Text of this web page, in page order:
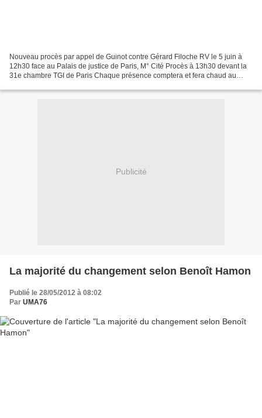
Nouveau procès par appel de Guinot contre Gérard Filoche RV le 5 juin à
12h30 face au Palais de justice de Paris, M° Cité Procès à 13h30 devant la
31e chambre TGI de Paris Chaque présence comptera et fera chaud au
Publicité
La majorité du changement selon Benoît Hamon
Publié le 28/05/2012 à 08:02
Par UMA76